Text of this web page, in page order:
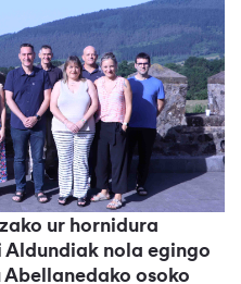
ur hornidura
nola egingo
osoko